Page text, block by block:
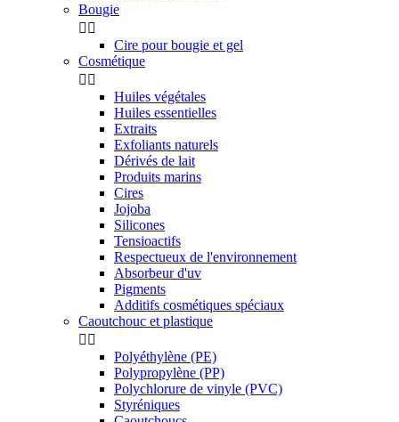
Bougie
 
Cire pour bougie et gel
Cosmétique
 
Huiles végétales
Huiles essentielles
Extraits
Exfoliants naturels
Dérivés de lait
Produits marins
Cires
Jojoba
Silicones
Tensioactifs
Respectueux de l'environnement
Absorbeur d'uv
Pigments
Additifs cosmétiques spéciaux
Caoutchouc et plastique
 
Polyéthylène (PE)
Polypropylène (PP)
Polychlorure de vinyle (PVC)
Styréniques